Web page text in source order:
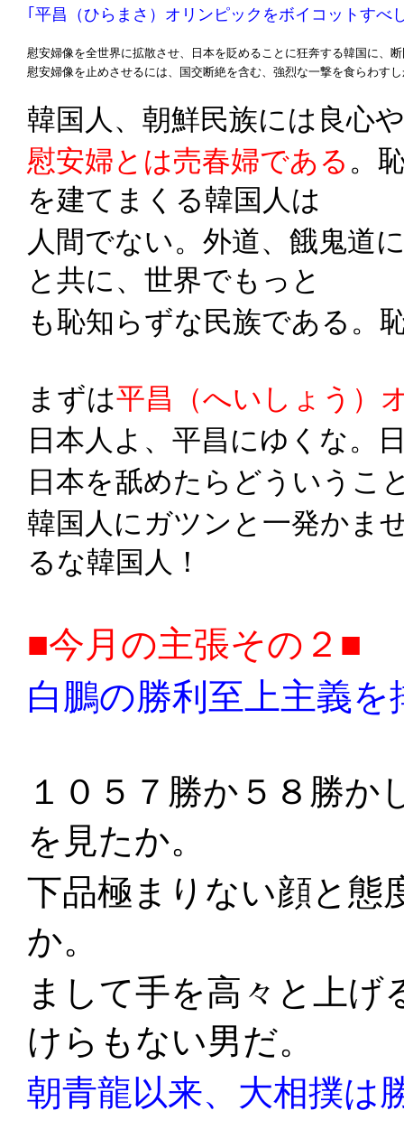
｢平昌（ひらまさ）オリンピックをボイコットすべ
慰安婦像を全世界に拡散させ、日本を貶めることに狂奔する韓国に、
慰安婦像を止めさせるには、国交断絶を含む、強烈な一撃を食らわす
韓国人、朝鮮民族には良心
慰安婦とは売春婦である 。
を建てまくる韓国人は
人間でない。外道、餓鬼道
と共に、世界でもっと
も恥知らずな民族である。
まずは平昌（へいしょう）
日本人よ、平昌にゆくな。
日本を舐めたらどういうこ
韓国人にガツンと一発かま
るな韓国人！
■今月の主張その２■
白鵬の勝利至上主義を
１０５７勝か５８勝か
を見たか。
下品極まりない顔と態
か。
まして手を高々と上げ
けらもない男だ。
朝青龍以来、大相撲は